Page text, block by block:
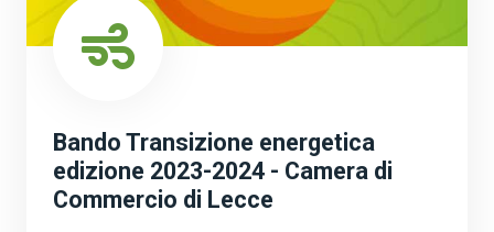
Bando Transizione energetica
edizione 2023-2024 - Camera di
Commercio di Lecce